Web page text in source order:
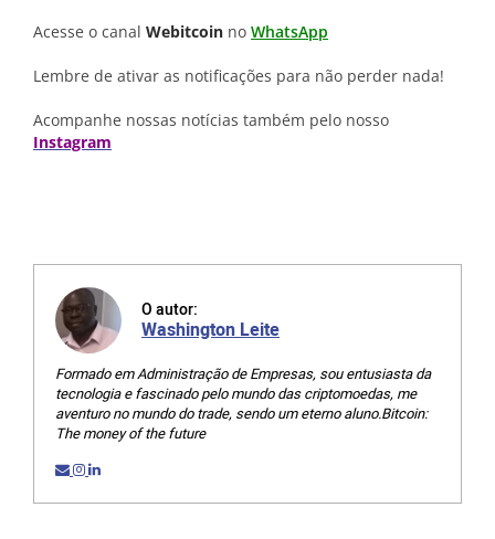
Acesse o canal Webitcoin no WhatsApp
Lembre de ativar as notificações para não perder nada!
Acompanhe nossas notícias também pelo nosso
Instagram
O autor:
Washington Leite
Formado em Administração de Empresas, sou entusiasta da
tecnologia e fascinado pelo mundo das criptomoedas, me
aventuro no mundo do trade, sendo um eterno aluno.Bitcoin:
The money of the future